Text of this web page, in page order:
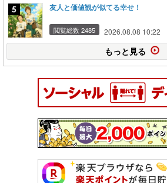
友人と価値観が似てる幸せ！
閲覧総数 2485 2026.08.08 10:22
もっと見る